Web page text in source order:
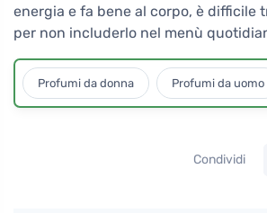
energia e fa bene al corpo, è difficile
per non includerlo nel menù
Profumi da donna Profumi da uomo
Condividi